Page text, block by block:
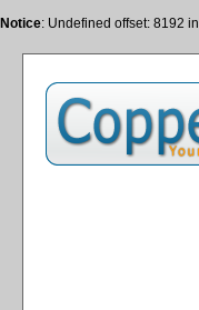
Notice: Undefined offset: 8192 in